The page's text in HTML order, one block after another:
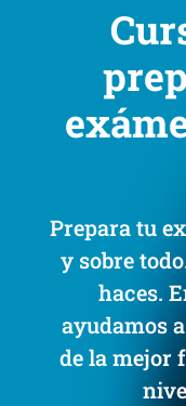
Prepara tu
y sobre
haces.
ayudamos
de la mejor